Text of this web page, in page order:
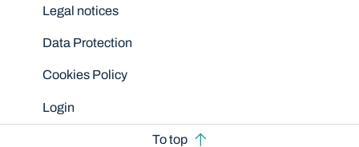
Legal notices
Data Protection
Cookies Policy
Login
To top